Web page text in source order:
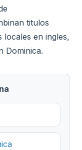
titulos
locales en ingles,
Dominica.